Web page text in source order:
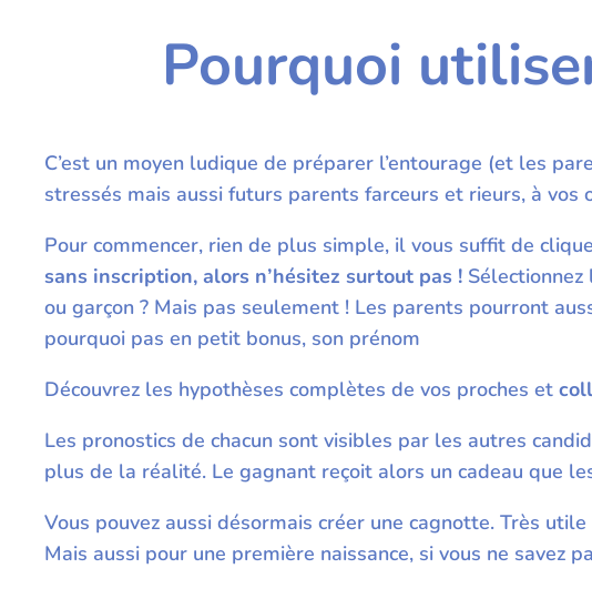
Pourquoi
C’est un moyen ludique de préparer l’entourage (et les
stressés mais aussi futurs parents farceurs et rieurs, à
Pour commencer, rien de plus simple, il vous suffit de
sans inscription, alors n’hésitez surtout pas !
ou garçon ? Mais pas seulement ! Les parents pourront
pourquoi pas en petit bonus, son prénom
Découvrez les hypothèses complètes de vos proches et
Les pronostics de chacun sont visibles par les autres
plus de la réalité. Le gagnant reçoit alors un cadeau que
Vous pouvez aussi désormais créer une cagnotte. Très
Mais aussi pour une première naissance, si vous ne savez